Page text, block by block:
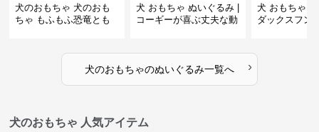
犬のおもちゃ 犬のおも
ちゃ もふもふ恐竜とも
犬 おもちゃ ぬいぐるみ |
コーギーが喜ぶ丈夫な動
犬 おもちゃ
ダックスフン
犬のおもちゃのぬいぐるみ一覧へ ›
犬のおもちゃ 人気アイテム